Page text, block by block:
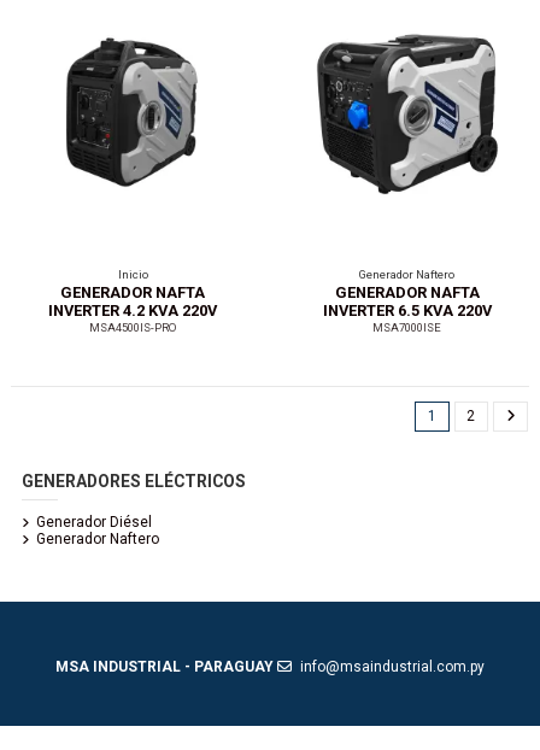
Inicio
GENERADOR NAFTA
INVERTER 4.2 KVA 220V
PM
MSA4500IS-PRO
Generador Naftero
GENERADOR NAFTA
INVERTER 6.5 KVA 220V
PE
MSA7000ISE
1 2
GENERADORES ELÉCTRICOS
Generador Diésel
Generador Naftero
MSA INDUSTRIAL - PARAGUAY info@msaindustrial.com.py